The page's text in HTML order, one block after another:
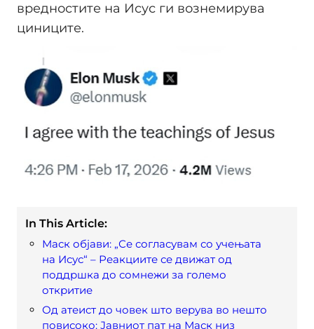
вредностите на Исус ги вознемирува
циниците.
In This Article:
Маск објави: „Се согласувам со учењата
на Исус“ – Реакциите се движат од
поддршка до сомнежи за големо
откритие
Од атеист до човек што верува во нешто
повисоко: Јавниот пат на Маск низ